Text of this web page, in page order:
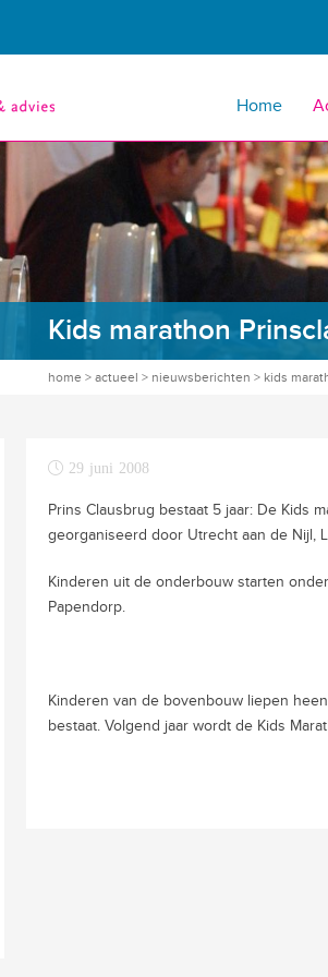
Home
Kids marathon
home > actueel > nieuwsberichten > kids
29 juni 2008
Prins Clausbrug bestaat 5 jaar: De Kids
georganiseerd door Utrecht aan de Nijl,
Kinderen uit de onderbouw starten
Papendorp.
Kinderen van de bovenbouw liepen
bestaat. Volgend jaar wordt de Kids